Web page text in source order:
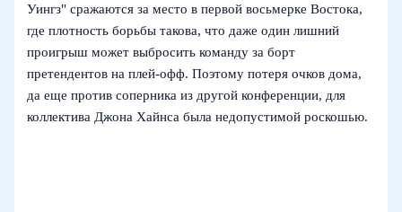
Уингз" сражаются за место в первой восьмерке Востока,
где плотность борьбы такова, что даже один лишний
проигрыш может выбросить команду за борт
претендентов на плей-офф. Поэтому потеря очков дома,
да еще против соперника из другой конференции, для
коллектива Джона Хайнса была недопустимой роскошью.